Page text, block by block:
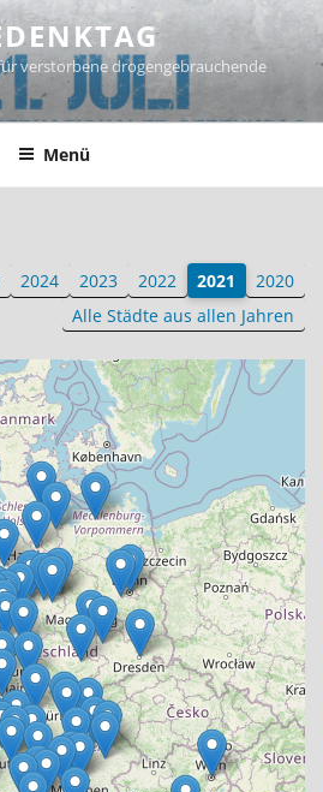
verstorbene drogengebrauchende
Menü
2024 2023 2022 2021
2020
Alle Städte aus allen Jahren